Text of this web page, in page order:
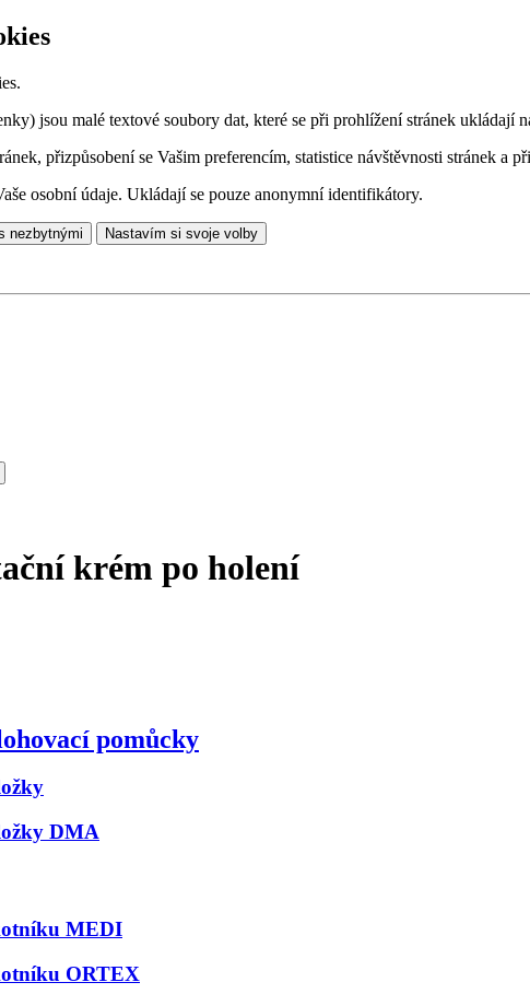
jsou malé textové soubory dat, které se při prohlížení stránek ukládají
přizpůsobení se Vašim preferencím, statistice návštěvnosti stránek a
osobní údaje. Ukládají se pouze anonymní identifikátory.
nezbytnými Nastavím si svoje volby
krém po holení
pomůcky
DMA
MEDI
ORTEX